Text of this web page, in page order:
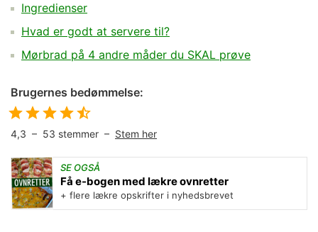
Ingredienser
Hvad er godt at servere til?
Mørbrad på 4 andre måder du SKAL prøve
Brugernes bedømmelse:
4,3 – 53 stemmer – Stem her
SE OGSÅ
Få e-bogen med lækre ovnretter
+ flere lækre opskrifter i nyhedsbrevet